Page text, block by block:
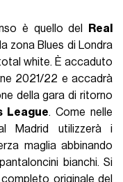
è quello del
Real
zona Blues di Londra
white. È accaduto
2021/22 e accadrà
della gara di ritorno
League. Come nelle
Madrid utilizzerà i
maglia abbinando
bianchi. Si
originale del